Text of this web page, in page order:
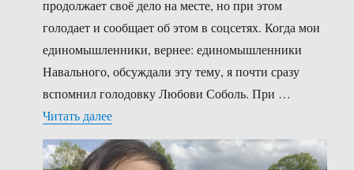
продолжает своё дело на месте, но при этом
голодает и сообщает об этом в соцсетях. Когда мои
единомышленники, вернее: единомышленники
Навального, обсуждали эту тему, я почти сразу
вспомнил голодовку Любови Соболь. При …
Читать далее«Лучшая голодовка: публичная Холодовка»